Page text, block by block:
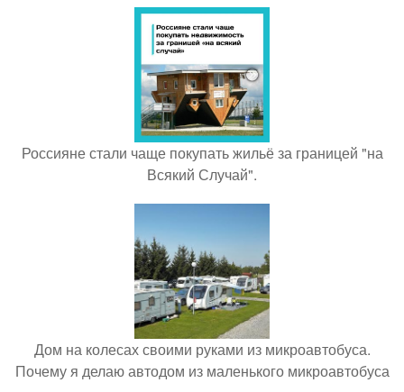
Россияне стали чаще покупать жильё за границей "на
Всякий Случай".
Дом на колесах своими руками из микроавтобуса.
Почему я делаю автодом из маленького микроавтобуса